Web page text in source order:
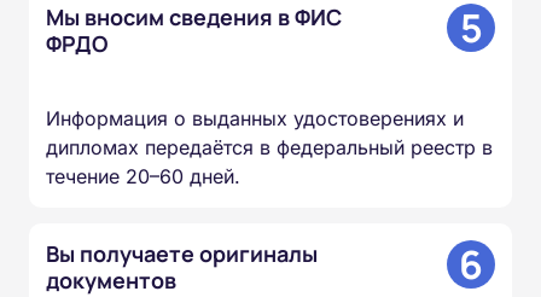
Мы вносим сведения в ФИС
ФРДО
5
Информация о выданных удостоверениях и
дипломах передаётся в федеральный реестр в
течение 20–60 дней.
Вы получаете оригиналы
документов
6